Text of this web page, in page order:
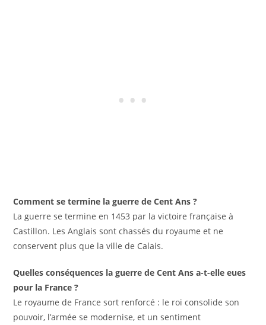
Comment se termine la guerre de Cent Ans ?
La guerre se termine en 1453 par la victoire française à
Castillon. Les Anglais sont chassés du royaume et ne
conservent plus que la ville de Calais.
Quelles conséquences la guerre de Cent Ans a-t-elle eues
pour la France ?
Le royaume de France sort renforcé : le roi consolide son
pouvoir, l’armée se modernise, et un sentiment